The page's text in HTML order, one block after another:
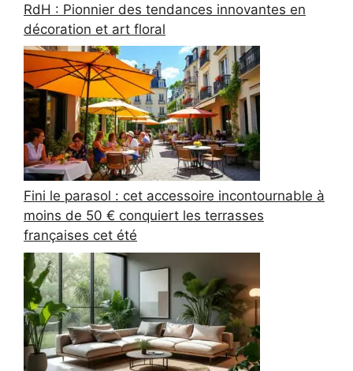
RdH : Pionnier des tendances innovantes en
décoration et art floral
Fini le parasol : cet accessoire incontournable à
moins de 50 € conquiert les terrasses
françaises cet été